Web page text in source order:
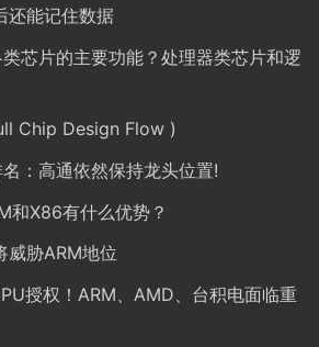
还能记住数据
芯片的主要功能？处理器类芯片和逻
Chip Design Flow )
：高通依然保持龙头位置!
和X86有什么优势？
威胁ARM地位
授权！ARM、AMD、台积电面临重